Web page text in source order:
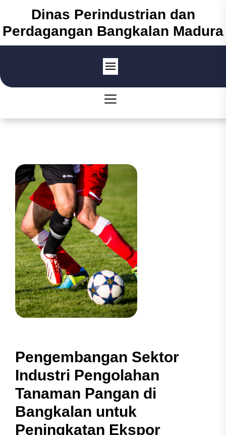
the
content
Dinas Perindustrian dan
Perdagangan Bangkalan Madura
Pengembangan Sektor
Industri Pengolahan
Tanaman Pangan di
Bangkalan untuk
Peningkatan Ekspor